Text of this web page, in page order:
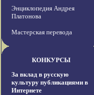
Энциклопедия Андрея
Платонова
Мастерская перевода
КОНКУРСЫ
За вклад в русскую
культуру публикациями в
Интернете